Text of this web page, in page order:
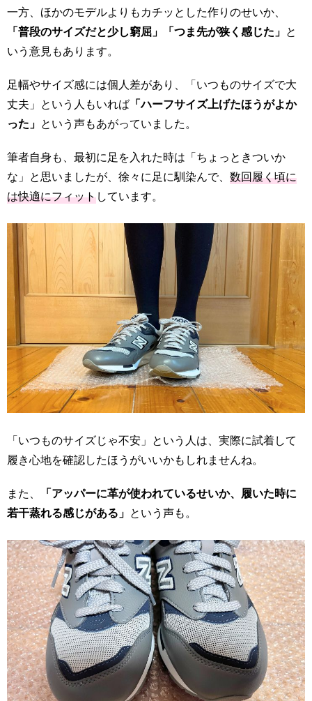
一方、ほかのモデルよりもカチッとした作りのせいか、
「普段のサイズだと少し窮屈」「つま先が狭く感じた」 と
いう意見もあります。
足幅やサイズ感には個人差があり、「いつものサイズで大
丈夫」という人もいれば 「ハーフサイズ上げたほうがよか
った」 という声もあがっていました。
筆者自身も、最初に足を入れた時は「ちょっときついか
な」と思いましたが、徐々に足に馴染んで、 数回履く頃に
は快適にフィットしています。
「いつものサイズじゃ不安」という人は、実際に試着して
履き心地を確認したほうがいいかもしれませんね。
また、
「アッパーに革が使われているせいか、履いた時に
若干蒸れる感じがある」 という声も。